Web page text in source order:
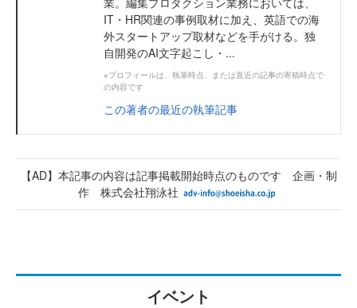
IT・HR関連の事例取材に加え、英語での海
外スタートアップ取材などを手がける。独
自開発のAI文字起こし・...
※プロフィールは、執筆時点、または直近の記事の寄稿時点で
の内容です
この著者の最近の執筆記事
【AD】本記事の内容は記事掲載開始時点のものです 企画・制
作 株式会社翔泳社
イベント